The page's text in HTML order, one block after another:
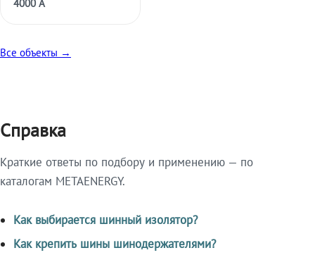
4000 А
Все объекты →
Справка
Краткие ответы по подбору и применению — по
каталогам METAENERGY.
Как выбирается шинный изолятор?
Как крепить шины шинодержателями?